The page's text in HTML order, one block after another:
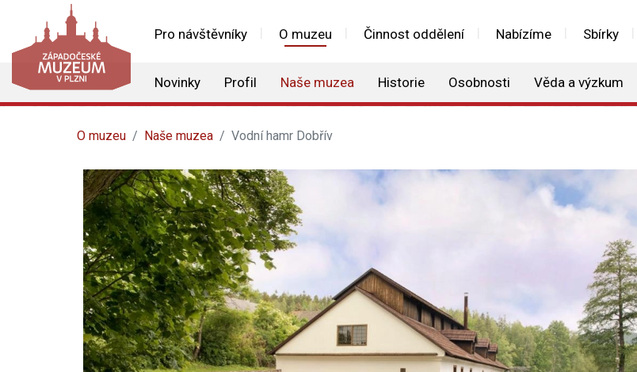
Pro návštěvníky O muzeu Činnost oddělení Nabízíme Sbírky
Novinky Profil Naše muzea Historie Osobnosti Věda a výzkum
O muzeu Naše muzea Vodní hamr Dobřív